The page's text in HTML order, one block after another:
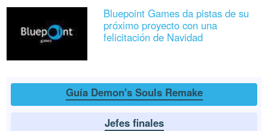
Bluepoint Games da pistas de su
próximo proyecto con una
felicitación de Navidad
Guía Demon's Souls Remake
Jefes finales